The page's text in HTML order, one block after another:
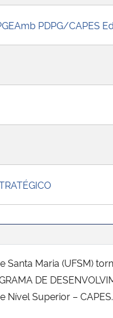
PDPG/CAPES
Maria (UFSM)
DE
Nível Superior –